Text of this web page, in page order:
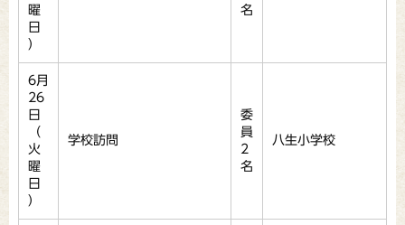
曜
日
）
名
6月
26
日
（
火
曜
日
）
学校訪問
委
員
2
名
八生小学校